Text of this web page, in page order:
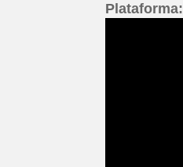
Plataforma: